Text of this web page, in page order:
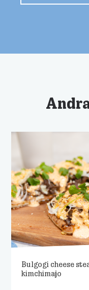
Bulgogi cheese
kimchimajo